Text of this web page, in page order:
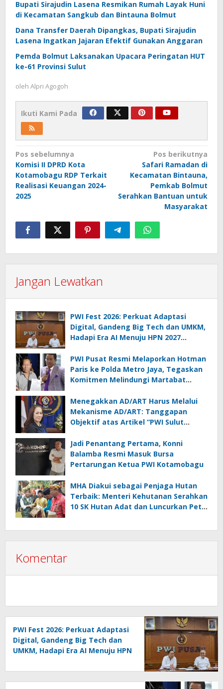
Bupati Sirajudin Lasena Resmikan Rumah Layak Huni
di Kecamatan Sangkub dan Bintauna Bolmut
Dana Transfer Daerah Dipangkas, Bupati Sirajudin
Lasena Ingatkan Jajaran Efektif Gunakan Anggaran
Pemda Bolmut Laksanakan Upacara Peringatan HUT
ke-61 Provinsi Sulut
oleh Alpri Agogoh
Ikuti Kami Pada
Navigasi
pos
Pos sebelumnya
Komisi II DPRD Kota
Kotamobagu RDP Terkait
Realisasi Keuangan 2024-
2025
Pos berikutnya
Safari Ramadan di
Kecamatan Bintauna,
Pemkab Bolmut
Serahkan Bantuan untuk
Masyarakat
Jangan Lewatkan
PWI Fest 2026: Perkuat Adaptasi
Digital, Gandeng Big Tech dan UMKM,
Hadapi Era AI Menuju HPN 2027
PWI Pusat Resmi Melaporkan Hotman
Paris ke Polda Metro Jaya, Tegaskan
Komitmen Melindungi Martabat
Menegakkan AD/ART Harus Melalui
Mekanisme AD/ART: Tanggapan
Objektif atas Artikel “PWI Sulut
Melanggar Aturan”
Jadi Penantang Pertama, Konni
Balamba Resmi Masuk Bursa
Pertarungan Ketua PWI Kotamobagu
MHA Diakui sebagai Penjaga Hutan
Terbaik: Menteri Kehutanan Serahkan
10 SK Hutan Adat dan Luncurkan Peta
Komentar
PWI Fest 2026: Perkuat Adaptasi
Digital, Gandeng Big Tech dan
UMKM, Hadapi Era AI Menuju HPN